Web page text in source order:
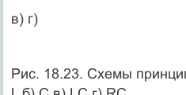
в) г)
Рис. 18.23. Схемы